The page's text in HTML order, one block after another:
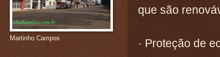
que são
· Proteção de
Martinho Campos